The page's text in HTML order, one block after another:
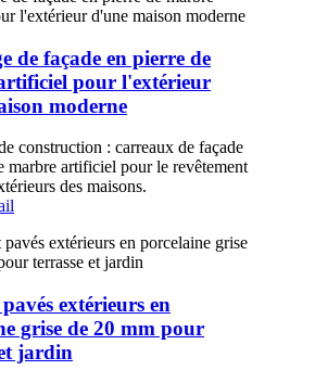
de façade en pierre de
pour l'extérieur
moderne
construction : carreaux de façade
marbre artificiel pour le revêtement
des maisons.
extérieurs en
grise de 20 mm pour
jardin